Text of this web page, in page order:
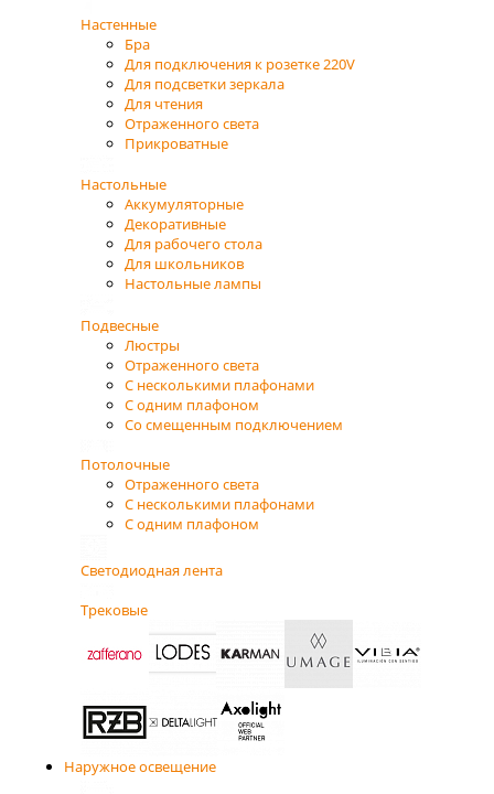
Настенные
Бра
Для подключения к розетке 220V
Для подсветки зеркала
Для чтения
Отраженного света
Прикроватные
Настольные
Аккумуляторные
Декоративные
Для рабочего стола
Для школьников
Настольные лампы
Подвесные
Люстры
Отраженного света
С несколькими плафонами
С одним плафоном
Со смещенным подключением
Потолочные
Отраженного света
С несколькими плафонами
С одним плафоном
Светодиодная лента
Трековые
Наружное освещение